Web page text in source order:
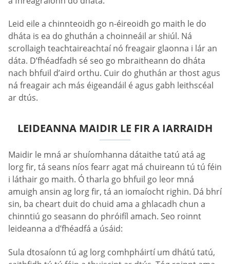
Leid eile a chinnteoidh go n-éireoidh go maith le do
dháta is ea do ghuthán a choinneáil ar shiúl. Ná
scrollaigh teachtaireachtaí nó freagair glaonna i lár an
dáta. D’fhéadfadh sé seo go mbraitheann do dháta
nach bhfuil d’aird orthu. Cuir do ghuthán ar thost agus
ná freagair ach más éigeandáil é agus gabh leithscéal
ar dtús.
LEIDEANNA MAIDIR LE FIR A IARRAIDH
Maidir le mná ar shuíomhanna dátaithe tatú atá ag
lorg fir, tá seans níos fearr agat má chuireann tú tú féin
i láthair go maith. Ó tharla go bhfuil go leor mná
amuigh ansin ag lorg fir, tá an iomaíocht righin. Dá bhrí
sin, ba cheart duit do chuid ama a ghlacadh chun a
chinntiú go seasann do phróifíl amach. Seo roinnt
leideanna a d’fhéadfá a úsáid:
Sula dtosaíonn tú ag lorg comhpháirtí um dhátú tatú,